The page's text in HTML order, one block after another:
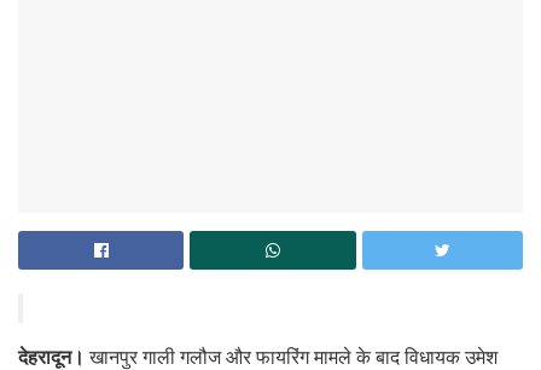
देहरादून। खानपुर गाली गलौज और फायरिंग मामले के बाद विधायक उमेश